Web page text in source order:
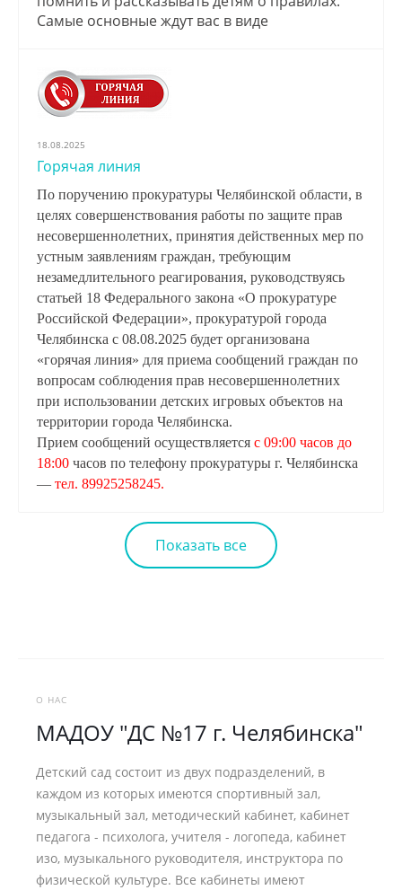
Самые основные ждут вас в виде
18.08.2025
Горячая линия
По поручению прокуратуры Челябинской области, в
целях совершенствования работы по защите прав
несовершеннолетних, принятия действенных мер по
устным заявлениям граждан, требующим
незамедлительного реагирования, руководствуясь
статьей 18 Федерального закона «О прокуратуре
Российской Федерации», прокуратурой города
Челябинска с 08.08.2025 будет организована
«горячая линия» для приема сообщений граждан по
вопросам соблюдения прав несовершеннолетних
при использовании детских игровых объектов на
территории города Челябинска.
Прием сообщений осуществляется с 09:00 часов до
18:00 часов по телефону прокуратуры г. Челябинска
— тел. 89925258245.
Показать все
О НАС
МАДОУ "ДС №17 г. Челябинска"
Детский сад состоит из двух подразделений, в
каждом из которых имеются спортивный зал,
музыкальный зал, методический кабинет, кабинет
педагога - психолога, учителя - логопеда, кабинет
изо, музыкального руководителя, инструктора по
физической культуре. Все кабинеты имеют